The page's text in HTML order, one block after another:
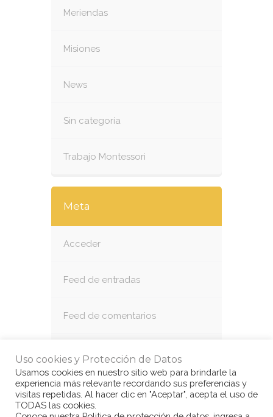
Meriendas
Misiones
News
Sin categoría
Trabajo Montessori
Meta
Acceder
Feed de entradas
Feed de comentarios
Uso cookies y Protección de Datos
Usamos cookies en nuestro sitio web para brindarle la
experiencia más relevante recordando sus preferencias y
visitas repetidas. Al hacer clic en "Aceptar", acepta el uso de
TODAS las cookies.